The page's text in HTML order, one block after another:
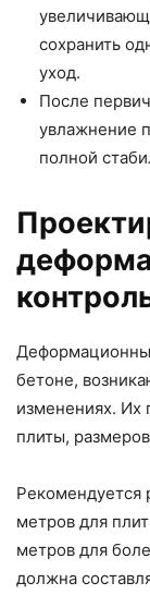
сохранить
уход.
После
увлажнение
полной
бетоне,
изменениях. Их
плиты,
Рекомендуется
метров для
метров для
должна